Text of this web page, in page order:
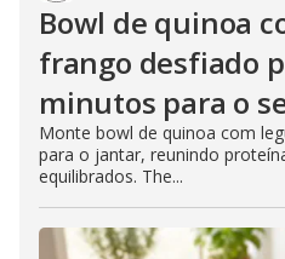
Bowl de quinoa
frango desfiado
minutos para o
Monte bowl de quinoa com
para o jantar, reunindo
equilibrados. The...